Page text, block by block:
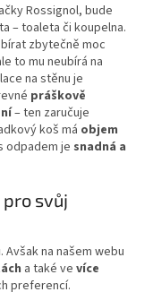
Rossignol, bude
– toaleta či koupelna.
zbytečně moc
to mu neubírá na
na stěnu je
práškově
– ten zaručuje
koš má objem
odpadem je snadná a
svůj
. Avšak na našem webu
a také ve více
preferencí.